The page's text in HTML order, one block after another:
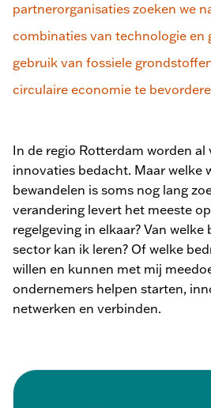
partnerorganisaties zoeken we
combinaties van technologie en
gebruik van fossiele
circulaire economie te
In de regio Rotterdam worden
innovaties bedacht. Maar welke
bewandelen is soms nog lang
verandering levert het meeste
regelgeving in elkaar? Van
sector kan ik leren? Of welke
willen en kunnen met mij
ondernemers helpen starten,
netwerken en verbinden.